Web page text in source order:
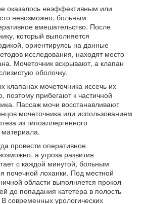
оказалось неэффективным или
невозможно, больным
вмешательство. После
который выполняется
ориентируясь на данные
исследования, находят место
Мочеточник вскрывают, а клапан
оболочку.
клапанах мочеточника иссечь их
поэтому прибегают к частичной
Пассаж мочи восстанавливают
мочеточника или использованием
из гипоаллергенного
провести оперативное
а угроза развития
с каждой минутой, больным
почечной лоханки. Под местной
области выполняется прокол
до попадания катетера в полость
современных урологических